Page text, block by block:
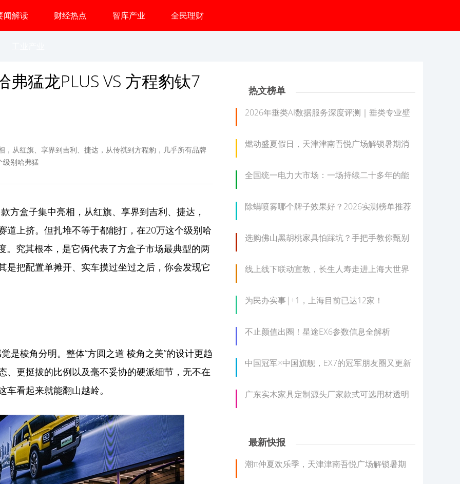
闻解读 财经热点 智库产业 全民理财
猛龙PLUS VS 方程豹钛7
从红旗、享界到吉利、捷达，从传祺到方程豹，几乎所有品牌
级别哈弗猛
方盒子集中亮相，从红旗、享界到吉利、捷达，
道上挤。但扎堆不等于都能打，在20万这个级别哈
。究其根本，是它俩代表了方盒子市场最典型的两
是把配置单摊开、实车摸过坐过之后，你会发现它
是棱角分明。整体“方圆之道 棱角之美”的设计更趋
、更挺拔的比例以及毫不妥协的硬派细节，无不在
看起来就能翻山越岭。
热文榜单
2026年垂类AI数据服务深度评测｜垂类专业壁
燃动盛夏假日，天津津南吾悦广场解锁暑期消
全国统一电力大市场：一场持续二十多年的能
除螨喷雾哪个牌子效果好？2026实测榜单推荐
选购佛山黑胡桃家具怕踩坑？手把手教你甄别
线上线下联动宣教，长生人寿走进上海大世界
为民办实事|+1，上海目前已达12家！
不止颜值出圈！星途EX6参数信息全解析
中国冠军×中国旗舰，EX7的冠军朋友圈又更新
广东实木家具定制源头厂家款式可选用材透明
最新快报
潮π仲夏欢乐季，天津津南吾悦广场解锁暑期